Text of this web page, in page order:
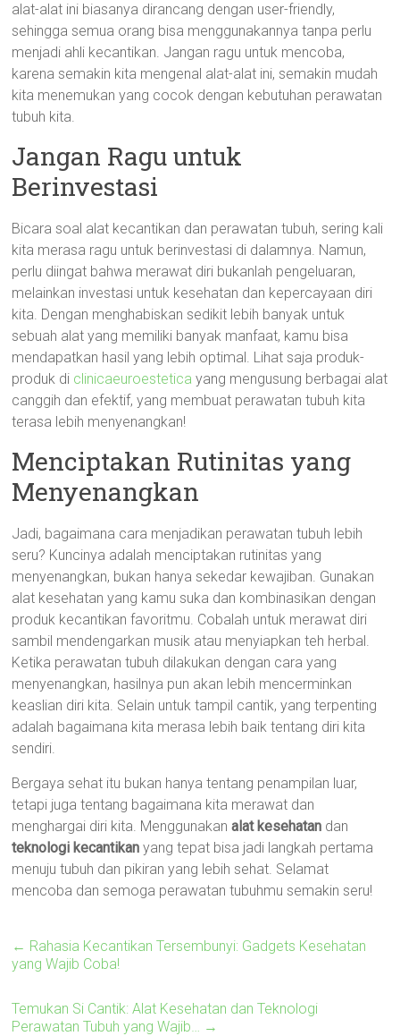
alat-alat ini biasanya dirancang dengan user-friendly,
sehingga semua orang bisa menggunakannya tanpa perlu
menjadi ahli kecantikan. Jangan ragu untuk mencoba,
karena semakin kita mengenal alat-alat ini, semakin mudah
kita menemukan yang cocok dengan kebutuhan perawatan
tubuh kita.
Jangan Ragu untuk
Berinvestasi
Bicara soal alat kecantikan dan perawatan tubuh, sering kali
kita merasa ragu untuk berinvestasi di dalamnya. Namun,
perlu diingat bahwa merawat diri bukanlah pengeluaran,
melainkan investasi untuk kesehatan dan kepercayaan diri
kita. Dengan menghabiskan sedikit lebih banyak untuk
sebuah alat yang memiliki banyak manfaat, kamu bisa
mendapatkan hasil yang lebih optimal. Lihat saja produk-
produk di clinicaeuroestetica yang mengusung berbagai alat
canggih dan efektif, yang membuat perawatan tubuh kita
terasa lebih menyenangkan!
Menciptakan Rutinitas yang
Menyenangkan
Jadi, bagaimana cara menjadikan perawatan tubuh lebih
seru? Kuncinya adalah menciptakan rutinitas yang
menyenangkan, bukan hanya sekedar kewajiban. Gunakan
alat kesehatan yang kamu suka dan kombinasikan dengan
produk kecantikan favoritmu. Cobalah untuk merawat diri
sambil mendengarkan musik atau menyiapkan teh herbal.
Ketika perawatan tubuh dilakukan dengan cara yang
menyenangkan, hasilnya pun akan lebih mencerminkan
keaslian diri kita. Selain untuk tampil cantik, yang terpenting
adalah bagaimana kita merasa lebih baik tentang diri kita
sendiri.
Bergaya sehat itu bukan hanya tentang penampilan luar,
tetapi juga tentang bagaimana kita merawat dan
menghargai diri kita. Menggunakanalat kesehatan dan
teknologi kecantikan yang tepat bisa jadi langkah pertama
menuju tubuh dan pikiran yang lebih sehat. Selamat
mencoba dan semoga perawatan tubuhmu semakin seru!
← Rahasia Kecantikan Tersembunyi: Gadgets Kesehatan
yang Wajib Coba!
Temukan Si Cantik: Alat Kesehatan dan Teknologi
Perawatan Tubuh yang Wajib… →